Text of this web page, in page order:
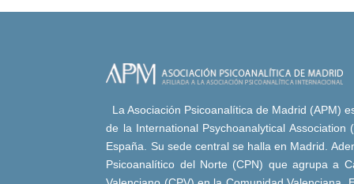
La Asociación Psicoanalítica de Madrid (APM)
de la International Psychoanalytical
España. Su sede central se halla en Madrid.
Psicoanalítico del Norte (CPN) que agrupa a